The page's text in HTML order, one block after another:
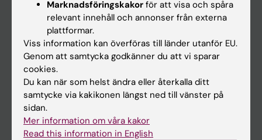
Medarbetare
Medarbetarportalen
Kontakta och besök KI
Universitetsbiblioteket
Stöd forskning och utbildning
Marknadsföringskakor för att visa och spåra
relevant innehåll och annonser från externa
plattformar.
Viss information kan överföras till länder utanför EU.
Genom att samtycka godkänner du att vi sparar
cookies.
Du kan när som helst ändra eller återkalla ditt
samtycke via kakikonen längst ned till vänster på
sidan.
Mer information om våra kakor
Read this information in English